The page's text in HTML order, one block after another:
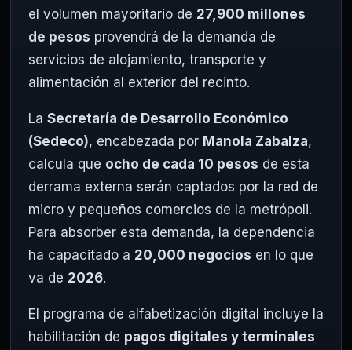
el volumen mayoritario de 27,900 millones
de pesos provendrá de la demanda de
servicios de alojamiento, transporte y
alimentación al exterior del recinto.
La Secretaría de Desarrollo Económico
(Sedeco), encabezada por Manola Zabalza,
calcula que ocho de cada 10 pesos de esta
derrama externa serán captados por la red de
micro y pequeños comercios de la metrópoli.
Para absorber esta demanda, la dependencia
ha capacitado a 20,000 negocios en lo que
va de 2026.
El programa de alfabetización digital incluye la
habilitación de pagos digitales y terminales